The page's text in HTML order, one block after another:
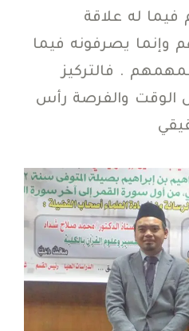
له علاقة
يصرفونه فيما
. فالتركيز
الوقت والفرصة رأس